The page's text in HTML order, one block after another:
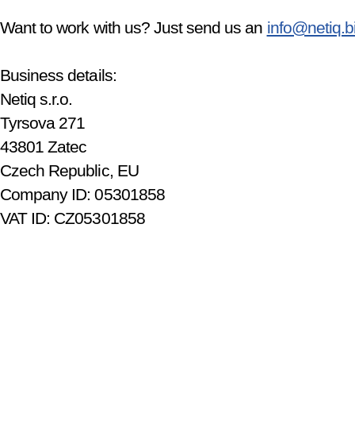
Want to work with us? Just send us an
Business details:
Netiq s.r.o.
Tyrsova 271
43801 Zatec
Czech Republic, EU
Company ID: 05301858
VAT ID: CZ05301858